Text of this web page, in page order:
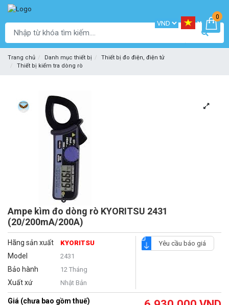
0
Trang chủ Danh mục thiết bị
Thiết bị đo điện, điện tử
Thiết bị kiểm tra dòng rò
Ampe kìm đo dòng rò KYORITSU 2431
(20/200mA/200A)
Hãng sản xuất KYORITSU
Model 2431
Bảo hành 12 Tháng
Xuất xứ Nhật Bản
Yêu cầu báo giá
Giá (chưa bao gồm thuế)